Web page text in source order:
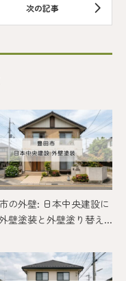
の外壁: 日本中央建設に
壁塗装と外壁塗り替え...